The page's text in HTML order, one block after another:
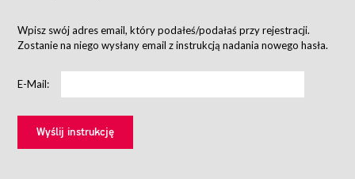
Wpisz swój adres email, który podałeś/podałaś przy rejestracji.
Zostanie na niego wysłany email z instrukcją nadania nowego hasła.
E-Mail: